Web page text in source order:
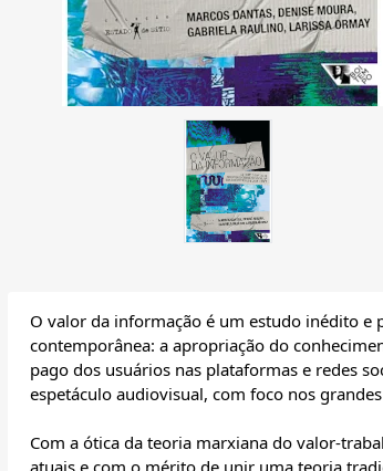
O valor da informação é um estudo inédito e
contemporânea: a apropriação do
pago dos usuários nas plataformas e redes
espetáculo audiovisual, com foco nos
Com a ótica da teoria marxiana do valor-